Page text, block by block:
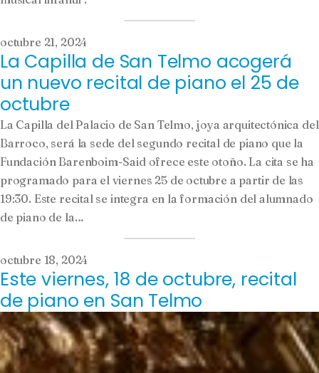
octubre 21, 2024
La Capilla de San Telmo acogerá
un nuevo recital de piano el 25 de
octubre
La Capilla del Palacio de San Telmo, joya arquitectónica del
Barroco, será la sede del segundo recital de piano que la
Fundación Barenboim-Said ofrece este otoño. La cita se ha
programado para el viernes 25 de octubre a partir de las
19:30. Este recital se integra en la formación del alumnado
de piano de la…
octubre 18, 2024
Este viernes, 18 de octubre, recital
de piano en San Telmo